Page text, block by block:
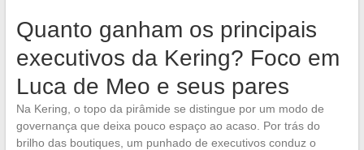
Quanto ganham os principais
executivos da Kering? Foco em
Luca de Meo e seus pares
Na Kering, o topo da pirâmide se distingue por um modo de
governança que deixa pouco espaço ao acaso. Por trás do
brilho das boutiques, um punhado de executivos conduz o